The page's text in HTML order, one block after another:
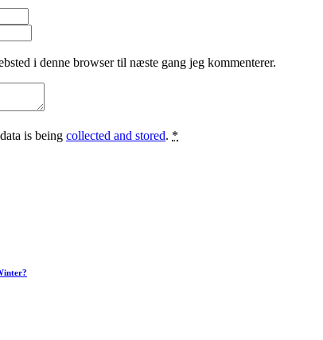
i denne browser til næste gang jeg kommenterer.
is being collected and stored. *